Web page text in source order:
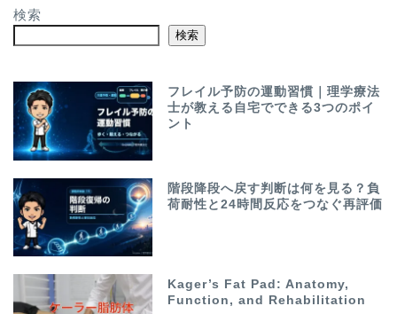
検索
検索
フレイル予防の運動習慣｜理学療法
士が教える自宅でできる3つのポイ
ント
階段降段へ戻す判断は何を見る？負
荷耐性と24時間反応をつなぐ再評価
Kager’s Fat Pad: Anatomy,
Function, and Rehabilitation